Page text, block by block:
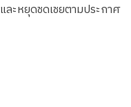
ะหยุดชดเชยตามประกาศ